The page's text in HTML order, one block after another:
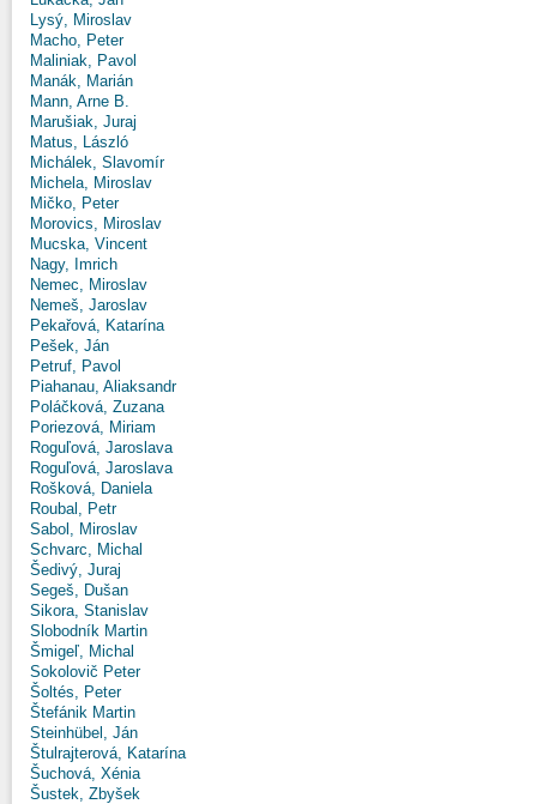
Lysý, Miroslav
Macho, Peter
Maliniak, Pavol
Manák, Marián
Mann, Arne B.
Marušiak, Juraj
Matus, László
Michálek, Slavomír
Michela, Miroslav
Mičko, Peter
Morovics, Miroslav
Mucska, Vincent
Nagy, Imrich
Nemec, Miroslav
Nemeš, Jaroslav
Pekařová, Katarína
Pešek, Ján
Petruf, Pavol
Piahanau, Aliaksandr
Poláčková, Zuzana
Poriezová, Miriam
Roguľová, Jaroslava
Roguľová, Jaroslava
Rošková, Daniela
Roubal, Petr
Sabol, Miroslav
Schvarc, Michal
Šedivý, Juraj
Segeš, Dušan
Sikora, Stanislav
Slobodník Martin
Šmigeľ, Michal
Sokolovič Peter
Šoltés, Peter
Štefánik Martin
Steinhübel, Ján
Štulrajterová, Katarína
Šuchová, Xénia
Šustek, Zbyšek